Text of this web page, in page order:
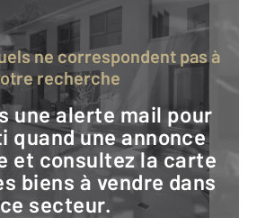
recherche
quand une annonce
et consultez la carte
biens à vendre dans
ce secteur.